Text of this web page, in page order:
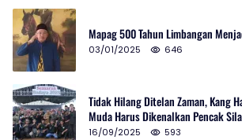
Mapag 500 Tahun Limbangan
03/01/2025 646
Tidak Hilang Ditelan Zaman, Kang
Muda Harus Dikenalkan Pencak
16/09/2025 593